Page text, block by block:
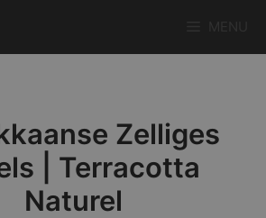
Zelliges
| Terracotta
Naturel